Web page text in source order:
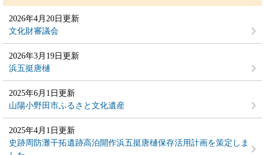
2026年4月20日更新
文化財審議会
2026年3月19日更新
浜五挺唐樋
2025年6月1日更新
山陽小野田市ふるさと文化遺産
2025年4月1日更新
史跡周防灘干拓遺跡高泊開作浜五挺唐樋保存活用計画を策定しま